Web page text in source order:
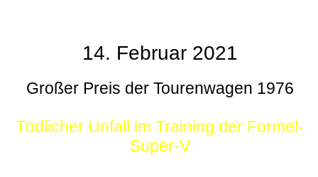
14. Februar 2021
Großer Preis der Tourenwagen 1976
Tödlicher Unfall im Training der Formel-
Super-V